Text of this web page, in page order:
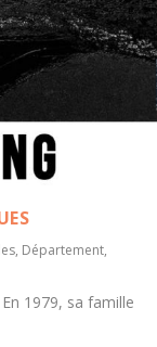
, Département,
1979, sa famille